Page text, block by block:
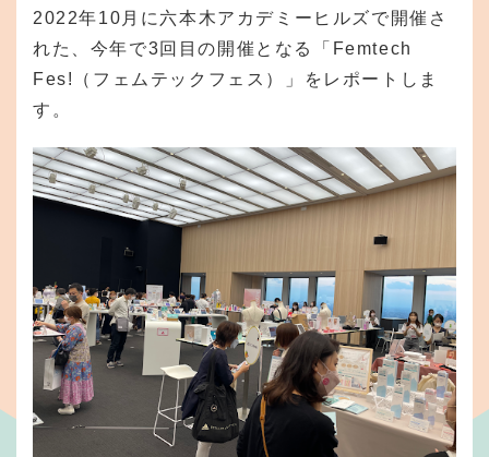
2022年10月に六本木アカデミーヒルズで開催さ
れた、今年で3回目の開催となる「Femtech
Fes!（フェムテックフェス）」をレポートしま
す。